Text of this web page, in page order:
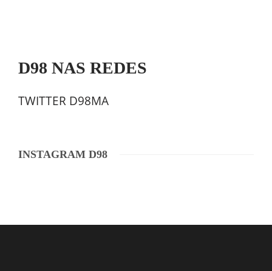
D98 NAS REDES
TWITTER D98MA
INSTAGRAM D98